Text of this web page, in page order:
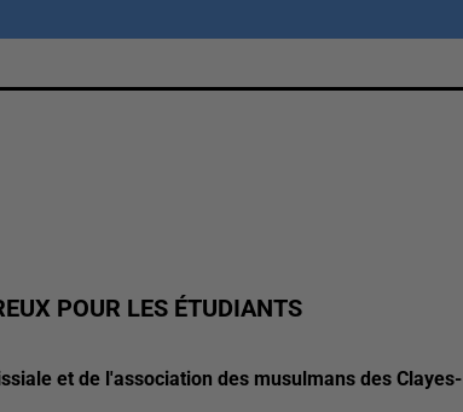
POUR LES ÉTUDIANTS
et de l'association des musulmans des Clayes-